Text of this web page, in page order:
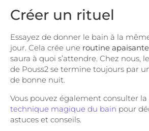
Créer un rituel
Essayez de donner le bain à la
jour. Cela crée une routine
saura à quoi s’attendre. Chez nous,
de Pouss2 se termine toujours par
de bonne nuit.
Vous pouvez également consulter
technique magique du bain pour
astuces et conseils.